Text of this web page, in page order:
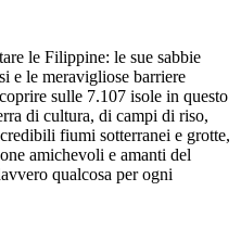
le Filippine: le sue sabbie
e le meravigliose barriere
sulle 7.107 isole in questo
di cultura, di campi di riso,
fiumi sotterranei e grotte,
amichevoli e amanti del
qualcosa per ogni